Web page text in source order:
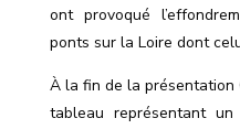
ont provoqué l’
ponts sur la Loire dont
À la fin de la
tableau représentant